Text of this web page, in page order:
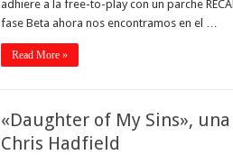
adhiere a la free-to-play con un parche
fase Beta ahora nos encontramos en el …
Read More »
«Daughter of My Sins»,
Chris Hadfield